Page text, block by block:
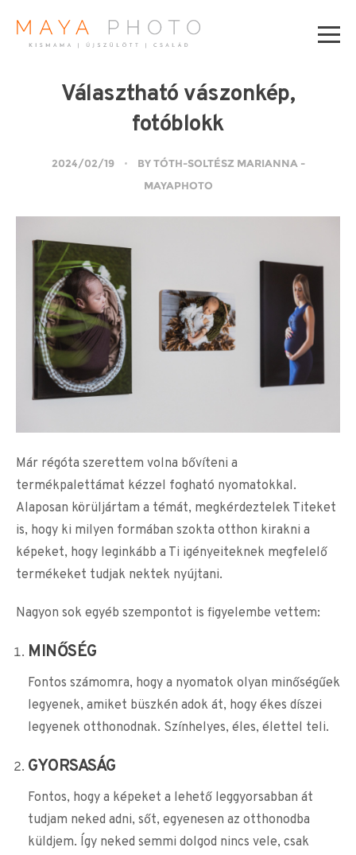
Választható vászonkép,
fotóblokk
2024/02/19
BY TÓTH-SOLTÉSZ MARIANNA -
MAYAPHOTO
Már régóta szerettem volna bővíteni a
termékpalettámat kézzel fogható nyomatokkal.
Alaposan körüljártam a témát, megkérdeztelek Titeket
is, hogy ki milyen formában szokta otthon kirakni a
képeket, hogy leginkább a Ti igényeiteknek megfelelő
termékeket tudjak nektek nyújtani.
Nagyon sok egyéb szempontot is figyelembe vettem:
MINŐSÉG
Fontos számomra, hogy a nyomatok olyan minőségűek
legyenek, amiket büszkén adok át, hogy ékes díszei
legyenek otthonodnak. Színhelyes, éles, élettel teli.
GYORSASÁG
Fontos, hogy a képeket a lehető leggyorsabban át
tudjam neked adni, sőt, egyenesen az otthonodba
küldjem. Így neked semmi dolgod nincs vele, csak